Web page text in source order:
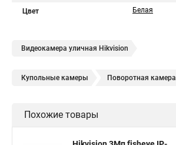
Цвет Белая
Видеокамера уличная Hikvision
Купольные камеры Поворотная камера
Камера видеонаблюдения hikvision
Похожие товары